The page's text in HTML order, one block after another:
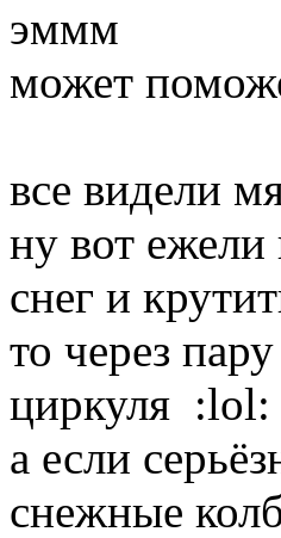
эммм
может
все видели
ну вот ежели
снег и
то через
циркуля :lol:
а если
снежные